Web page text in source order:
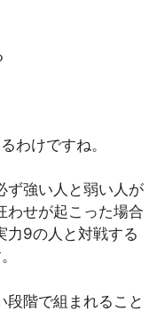
わけですね。
ず強い人と弱い人が
わせが起こった場合
力9の人と対戦する
段階で組まれること